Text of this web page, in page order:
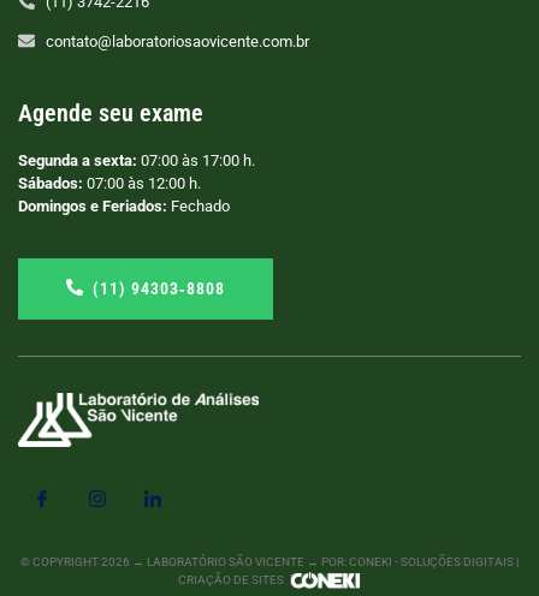
contato@laboratoriosaovicente.com.br
Agende seu exame
Segunda a sexta: 07:00 às 17:00 h.
Sábados: 07:00 às 12:00 h.
Domingos e Feriados: Fechado
(11) 94303‑8808
© COPYRIGHT2026 → LABORATÓRIO SÃO VICENTE → POR: CONEKI - SOLUÇÕES DIGITAIS |
CRIAÇÃO DE SITES